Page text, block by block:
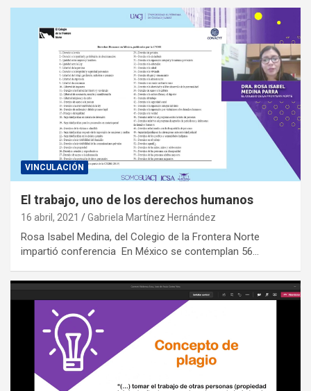
VINCULACIÓN
El trabajo, uno de los derechos humanos
16 abril, 2021 Gabriela Martínez Hernández
Rosa Isabel Medina, del Colegio de la Frontera Norte
impartió conferencia En México se contemplan 56…